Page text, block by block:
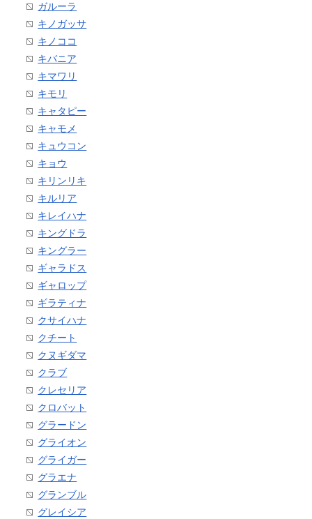
ガルーラ
キノガッサ
キノココ
キバニア
キマワリ
キモリ
キャタピー
キャモメ
キュウコン
キョウ
キリンリキ
キルリア
キレイハナ
キングドラ
キングラー
ギャラドス
ギャロップ
ギラティナ
クサイハナ
クチート
クヌギダマ
クラブ
クレセリア
クロバット
グラードン
グライオン
グライガー
グラエナ
グランブル
グレイシア